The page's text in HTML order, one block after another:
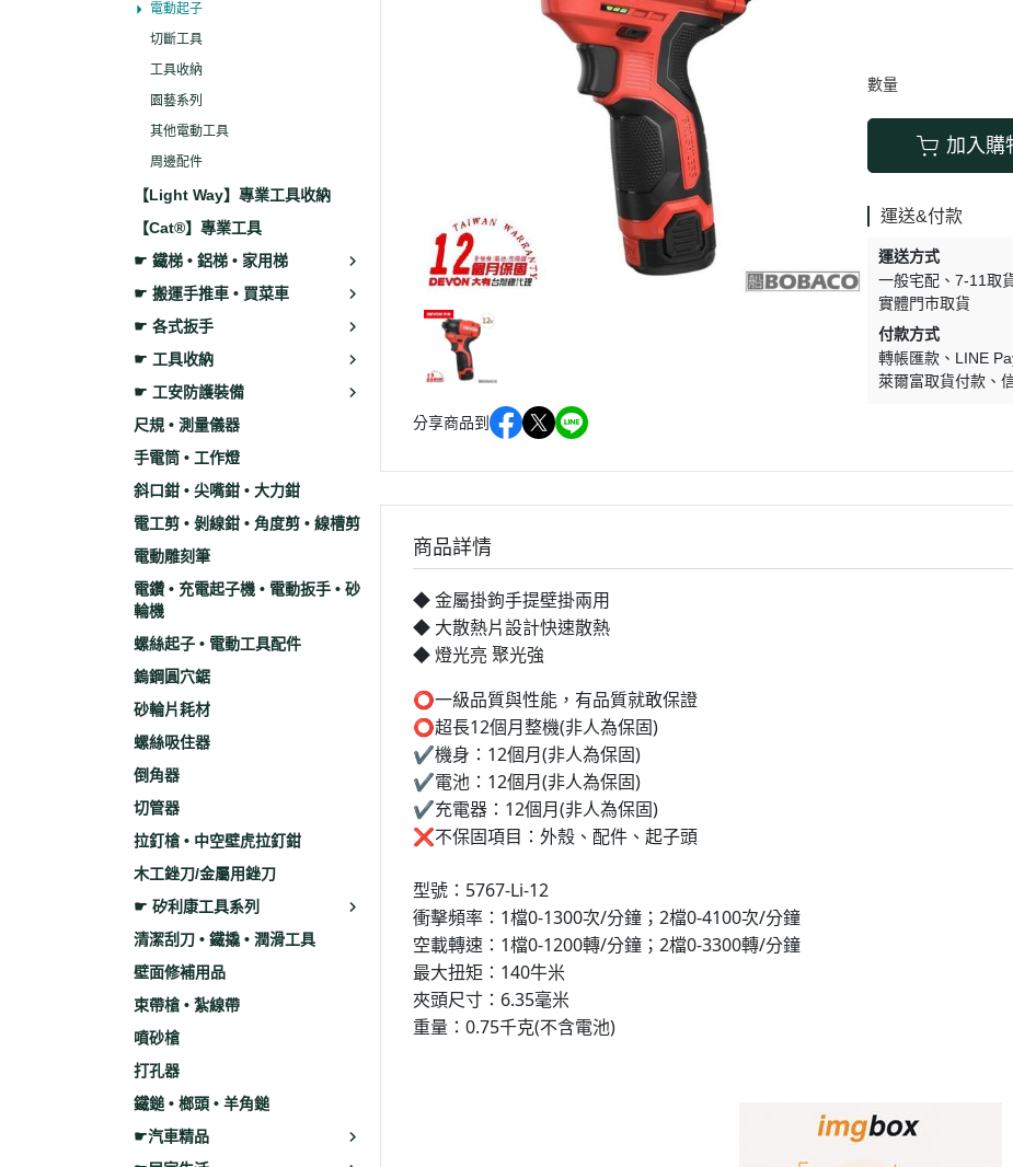
電動起子
切斷工具
工具收納
園藝系列
其他電動工具
周邊配件
【Light Way】專業工具收納
【Cat®】專業工具
☛ 鐵梯 • 鋁梯 • 家用梯
☛ 搬運手推車 • 買菜車
☛ 各式扳手
☛ 工具收納
☛ 工安防護裝備
尺規 • 測量儀器
手電筒 • 工作燈
斜口鉗 • 尖嘴鉗 • 大力鉗
電工剪 • 剝線鉗 • 角度剪 • 線槽剪
電動雕刻筆
電鑽 • 充電起子機 • 電動扳手 • 砂
輪機
螺絲起子 • 電動工具配件
鎢鋼圓穴鋸
砂輪片耗材
螺絲吸住器
倒角器
切管器
拉釘槍 • 中空壁虎拉釘鉗
木工銼刀/金屬用銼刀
☛ 矽利康工具系列
清潔刮刀 • 鐵撬 • 潤滑工具
壁面修補用品
束帶槍 • 紮線帶
噴砂槍
打孔器
鐵鎚 • 榔頭 • 羊角鎚
☛汽車精品
分享商品到
數量
加入購
運送&付款
運送方式
一般宅配
7-11取
實體門市取貨
付款方式
轉帳匯款
LINE
萊爾富取貨付款
商品詳情
◆ 金屬掛鉤手提壁掛兩用
◆ 大散熱片設計快速散熱
◆ 燈光亮 聚光強
⭕️一級品質與性能，有品質就敢保證
⭕️超長12個月整機(非人為保固)
✔️機身：12個月(非人為保固)
✔️電池：12個月(非人為保固)
✔️充電器：12個月(非人為保固)
❌不保固項目：外殼、配件、起子頭
型號：5767-Li-12
衝擊頻率：1檔0-1300次/分鐘；2檔0-4100次/分鐘
空載轉速：1檔0-1200轉/分鐘；2檔0-3300轉/分鐘
最大扭矩：140牛米
夾頭尺寸：6.35毫米
重量：0.75千克(不含電池)